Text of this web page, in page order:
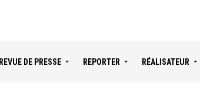
REVUE DE PRESSE REPORTER RÉALISATEUR